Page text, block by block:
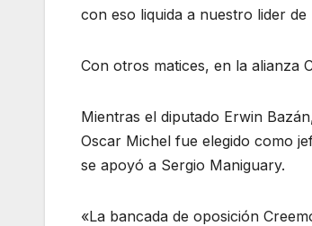
con eso liquida a nuestro lider
Con otros matices, en la alianza
Mientras el diputado Erwin
Oscar Michel fue elegido como
se apoyó a Sergio Maniguary.
«La bancada de oposición